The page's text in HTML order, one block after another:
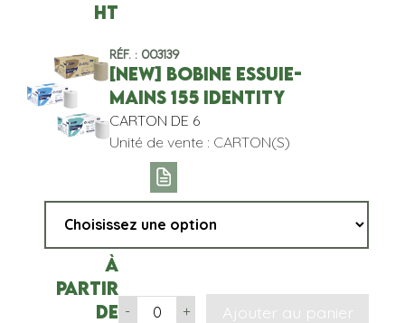
HT
Réf. : 003139
[NEW] BOBINE ESSUIE-
MAINS 155 IDENTITY
CARTON DE 6
Unité de vente : CARTON(S)
À
partir
de - + Ajouter au panier